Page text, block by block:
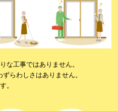
工事ではありません。
らわしさはありません。
。